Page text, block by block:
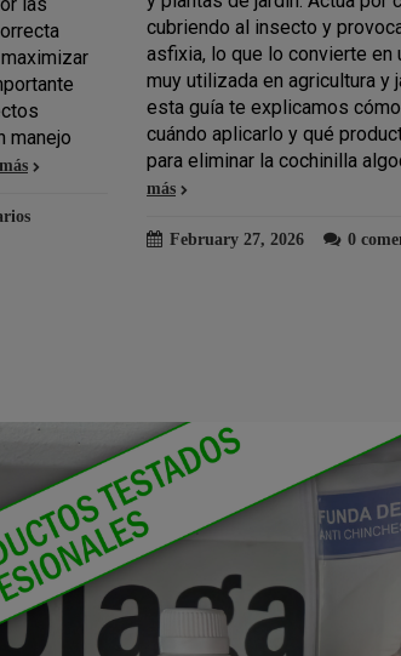
y versatilidad en diferentes
tanto domésticos como
acción se produce por
ingestión, afectando al
de los insectos y provocando
eliminación en poco tiempo.